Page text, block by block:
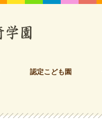
認定こども園